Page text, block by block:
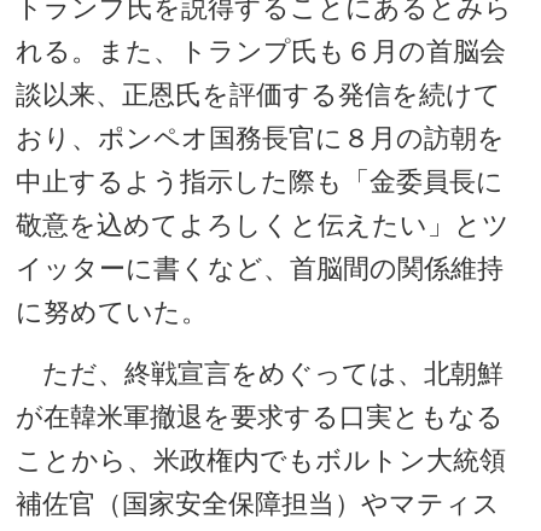
トランプ氏を説得することにあるとみら
れる。また、トランプ氏も６月の首脳会
談以来、正恩氏を評価する発信を続けて
おり、ポンペオ国務長官に８月の訪朝を
中止するよう指示した際も「金委員長に
敬意を込めてよろしくと伝えたい」とツ
イッターに書くなど、首脳間の関係維持
に努めていた。
ただ、終戦宣言をめぐっては、北朝鮮
が在韓米軍撤退を要求する口実ともなる
ことから、米政権内でもボルトン大統領
補佐官（国家安全保障担当）やマティス